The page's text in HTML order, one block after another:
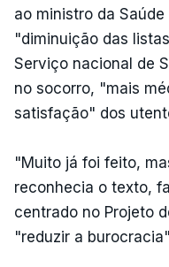
ao ministro da
"diminuição das
Serviço nacional de
no socorro, "mais
satisfação" dos
"Muito já foi feito,
reconhecia o texto,
centrado no Projeto
"reduzir a